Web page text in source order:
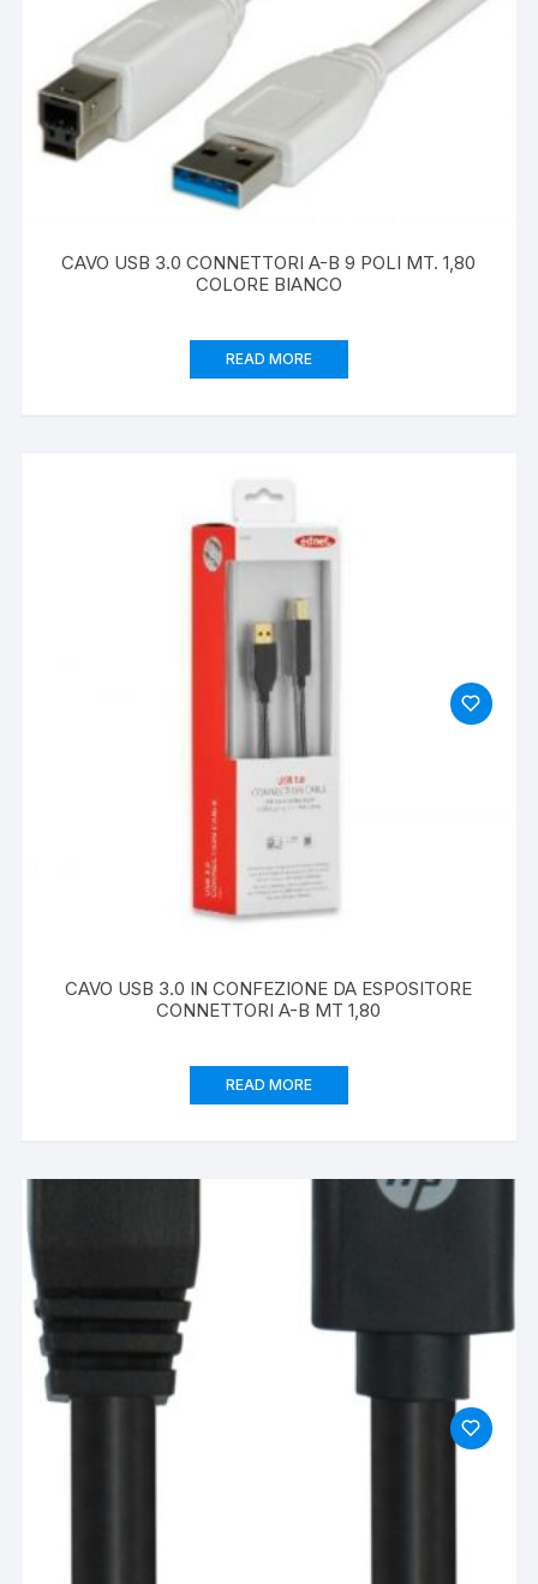
CAVO USB 3.0 CONNETTORI A-B 9 POLI MT. 1,80
COLORE BIANCO
READ MORE
CAVO USB 3.0 IN CONFEZIONE DA ESPOSITORE
CONNETTORI A-B MT 1,80
READ MORE